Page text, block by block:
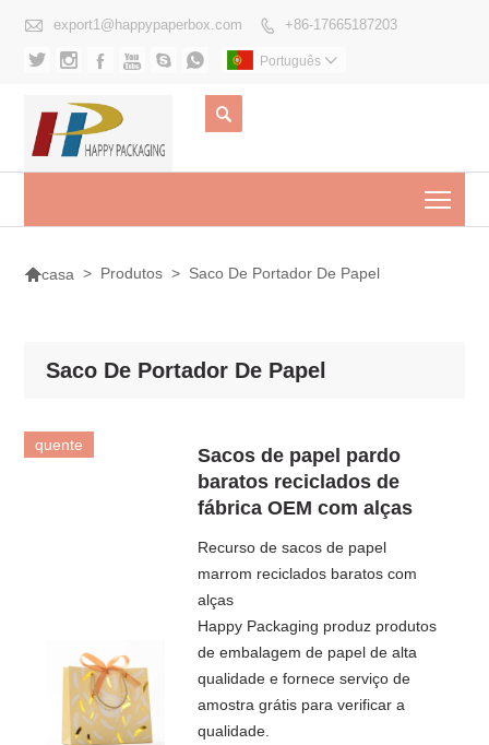
 export1@happypaperbox.com  +86-17665187203
      Português 

casa > Produtos > Saco De Portador De Papel
Saco De Portador De Papel
quente
Sacos de papel pardo
baratos reciclados de
fábrica OEM com alças
Recurso de sacos de papel
marrom reciclados baratos com
alças
Happy Packaging produz produtos
de embalagem de papel de alta
qualidade e fornece serviço de
amostra grátis para verificar a
qualidade.